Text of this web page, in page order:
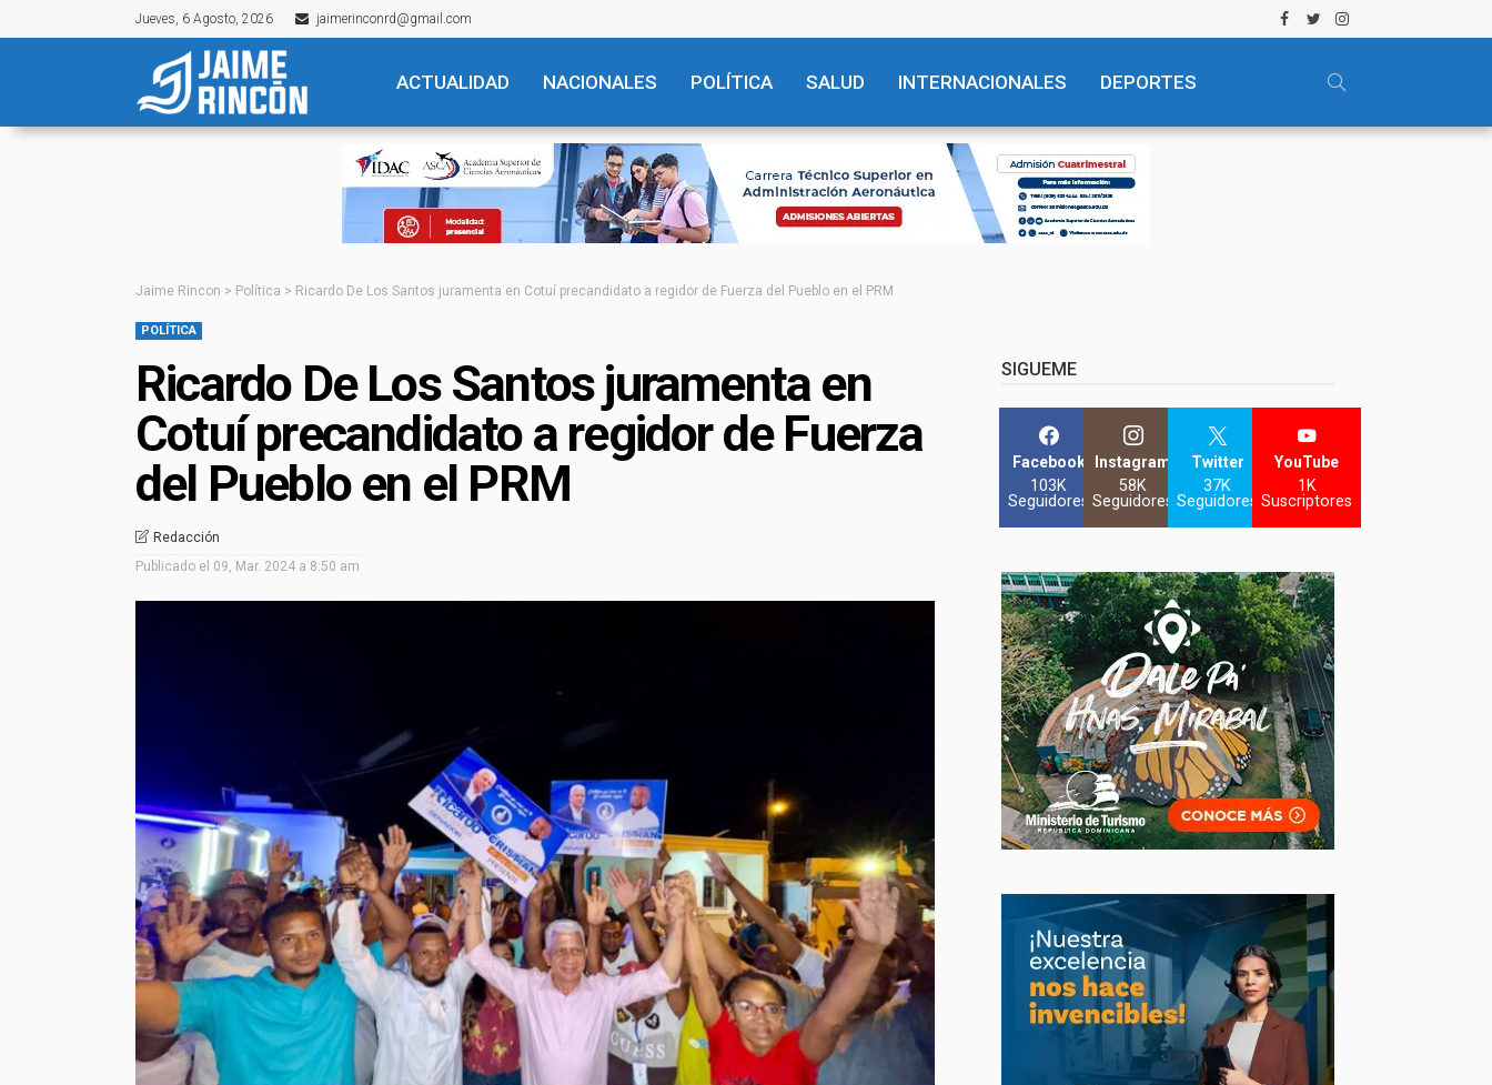
Jueves, 6 Agosto, 2026 jaimerinconrd@gmail.com
ACTUALIDAD NACIONALES POLÍTICA SALUD INTERNACIONALES DEPORTES
Jaime Rincon > Política > Ricardo De Los Santos juramenta en Cotuí precandidato a regidor de Fuerza del Pueblo en el PRM
POLÍTICA
Ricardo De Los Santos juramenta en
Cotuí precandidato a regidor de Fuerza
del Pueblo en el PRM
Redacción
Publicado el 09, Mar. 2024 a 8:50 am
SIGUEME
Facebook
103K
Seguidores
Instagram
58K
Seguidores
Twitter
37K
Seguidores
YouTube
1K
Suscriptores